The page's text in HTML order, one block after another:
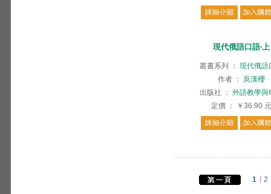
現代俄語口語‧上
叢書系列 ： 現代俄語
作者 ： 吳漢櫻
出版社
： 外語教學與
定價 ： ￥36.90 元
1 2